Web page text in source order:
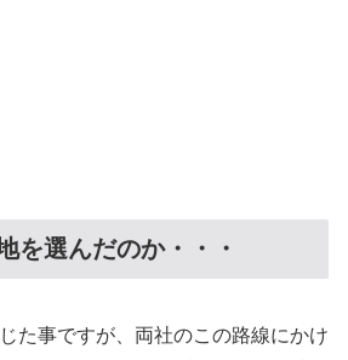
を選んだのか・・・
た事ですが、両社のこの路線にかけ